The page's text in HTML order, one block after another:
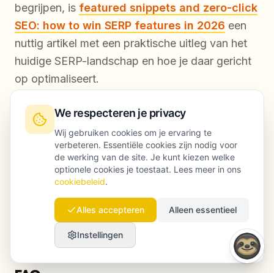
begrijpen, is featured snippets and zero-click
SEO: how to win SERP features in 2026 een
nuttig artikel met een praktische uitleg van het
huidige SERP-landschap en hoe je daar gericht
op optimaliseert.
Pas dit meteen toe: zoek op drie van je
belangrijkste doelzoekwoorden en kijk hoeveel
resultaten een featured snippet of AI-antwoord
tonen. Verschijn je daar niet tussen, dan geeft je
huidige SEO-tool waarschijnlijk niet de adviezen
die je nodig hebt om op die posities mee te
We respecteren je privacy
Wij gebruiken cookies om je ervaring te
verbeteren. Essentiële cookies zijn nodig voor
de werking van de site. Je kunt kiezen welke
optionele cookies je toestaat. Lees meer in ons
cookiebeleid.
Alles accepteren Alleen essentieel
Instellingen